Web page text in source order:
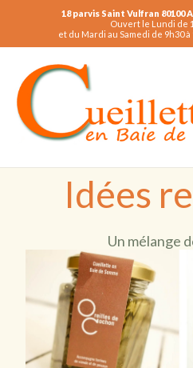
18 parvis Saint Vulfran 80100
Ouvert le Lundi de
et du Mardi au Samedi de 9h30
Idées
Un mélange